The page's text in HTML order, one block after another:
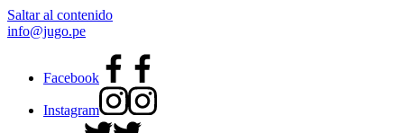
Saltar al contenido
info@jugo.pe
Facebook
Instagram